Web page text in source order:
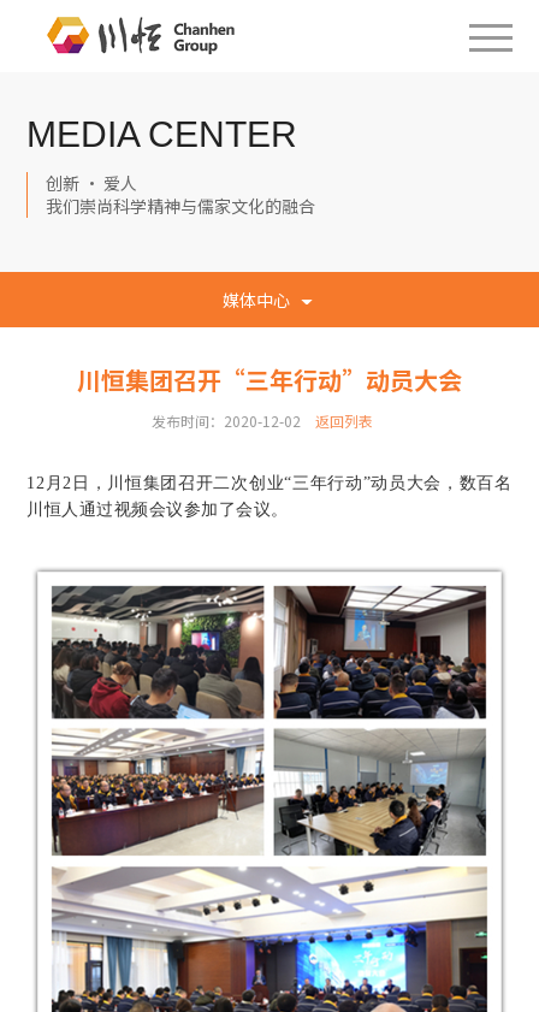
MEDIA CENTER
创新 · 爱人
我们崇尚科学精神与儒家文化的融合
媒体中心
川恒集团召开“三年行动”动员大会
发布时间：2020-12-02 返回列表
12月2日，川恒集团召开二次创业“三年行动”动员大会，数百名
川恒人通过视频会议参加了会议。